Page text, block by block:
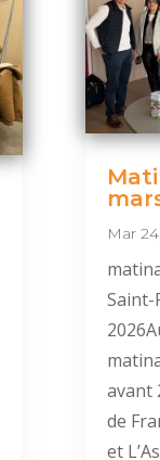
Mar
Saint-
avant
de
et